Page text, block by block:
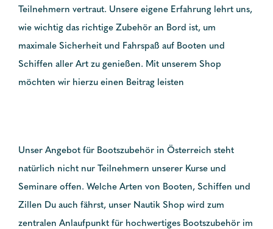
Teilnehmern vertraut. Unsere eigene Erfahrung lehrt uns,
wie wichtig das richtige Zubehör an Bord ist, um
maximale Sicherheit und Fahrspaß auf Booten und
Schiffen aller Art zu genießen. Mit unserem Shop
möchten wir hierzu einen Beitrag leisten
Unser Angebot für Bootszubehör in Österreich steht
natürlich nicht nur Teilnehmern unserer Kurse und
Seminare offen. Welche Arten von Booten, Schiffen und
Zillen Du auch fährst, unser Nautik Shop wird zum
zentralen Anlaufpunkt für hochwertiges Bootszubehör im